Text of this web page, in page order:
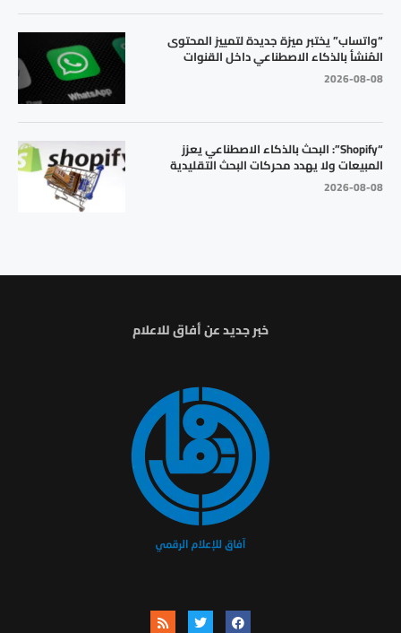
“واتساب” يختبر ميزة جديدة لتمييز المحتوى
المُنشأ بالذكاء الاصطناعي داخل القنوات
2026-08-08
“Shopify”: البحث بالذكاء الاصطناعي يعزز
المبيعات ولا يهدد محركات البحث التقليدية
2026-08-08
خبر جديد عن أفاق للاعلام